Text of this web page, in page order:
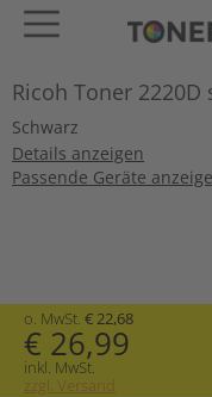
Ricoh Toner 2220D
Schwarz
Details anzeigen
Passende Geräte
o. MwSt. € 22,68
€ 26,99
inkl. MwSt.
zzgl. Versand